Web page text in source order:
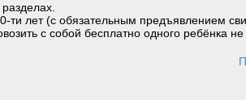
ти лет (с обязательным предъявлением
с собой бесплатно одного ребёнка